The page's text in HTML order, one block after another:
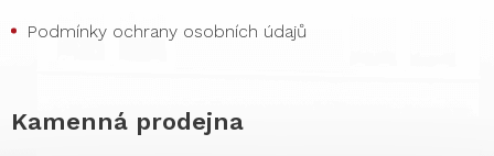
Podmínky ochrany osobních údajů
Kamenná prodejna